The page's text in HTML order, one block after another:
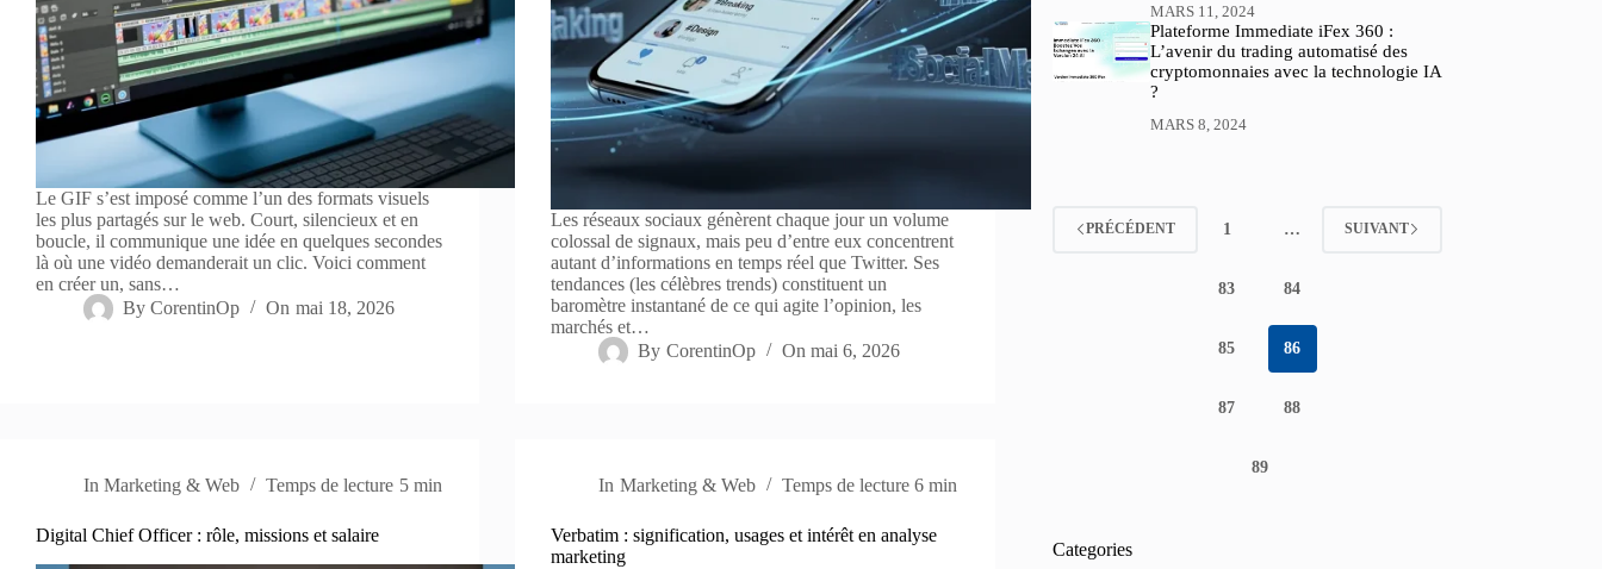
Le GIF s’est imposé comme l’un des formats visuels
les plus partagés sur le web. Court, silencieux et en
boucle, il communique une idée en quelques secondes
là où une vidéo demanderait un clic. Voici comment
en créer un, sans…
By CorentinOp On mai 18, 2026
Les réseaux sociaux génèrent chaque jour un volume
colossal de signaux, mais peu d’entre eux concentrent
autant d’informations en temps réel que Twitter. Ses
tendances (les célèbres trends) constituent un
baromètre instantané de ce qui agite l’opinion, les
marchés et…
By CorentinOp On mai 6, 2026
In Marketing & Web Temps de lecture 5 min
Digital Chief Officer : rôle, missions et salaire
In Marketing & Web Temps de lecture 6 min
Verbatim : signification, usages et intérêt en analyse
marketing
MARS 11, 2024
Plateforme Immediate iFex 360 :
L’avenir du trading automatisé des
cryptomonnaies avec la technologie IA
?
MARS 8, 2024
PRÉCÉDENT 1 …
83 84
85 86
87 88
89
SUIVANT
Categories